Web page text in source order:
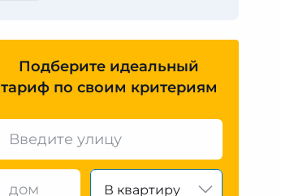
Подберите идеальный
тариф по своим критериям
В квартиру